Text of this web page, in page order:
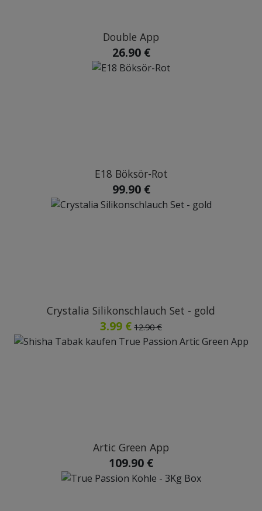
Double App
26.90 €
E18 Böksör-Rot
99.90 €
Crystalia Silikonschlauch Set - gold
3.99 € 12.90 €
Artic Green App
109.90 €